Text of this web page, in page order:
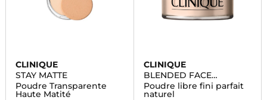
CLINIQUE
STAY MATTE
Poudre Transparente
Haute Matité
CLINIQUE
BLENDED FACE
POWDER
Poudre libre fini parfait
naturel